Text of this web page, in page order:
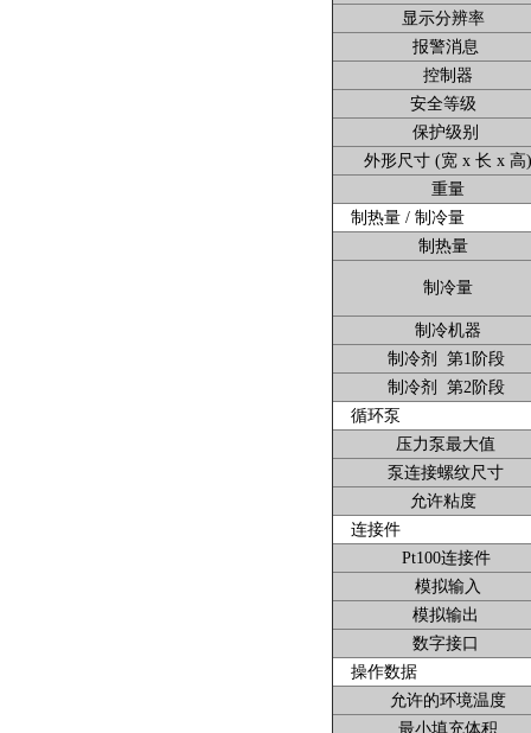
显示分辨率
报警消息
控制器
安全等级
保护级别
外形尺寸 (宽 x 长 x 高)
重量
制热量 / 制冷量
制热量
制冷量
制冷机器
制冷剂 第1阶段
制冷剂 第2阶段
循环泵
压力泵最大值
泵连接螺纹尺寸
允许粘度
连接件
Pt100连接件
模拟输入
模拟输出
数字接口
操作数据
允许的环境温度
最小填充体积